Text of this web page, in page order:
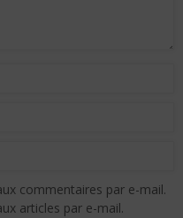
commentaires par e-mail.
articles par e-mail.